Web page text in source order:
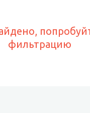
фильтрацию